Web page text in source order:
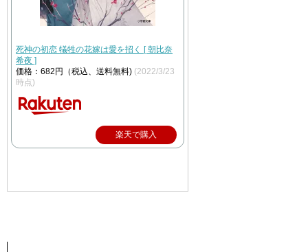
死神の初恋 犠牲の花嫁は愛を招く [ 朝比奈
希夜 ]
価格：682円（税込、送料無料) (2022/3/23
時点)
楽天で購入